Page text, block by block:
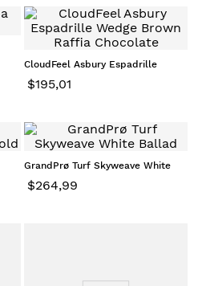
CloudFeel Asbury Espadrille
$195,01
GrandPrø Turf Skyweave White
$264,99